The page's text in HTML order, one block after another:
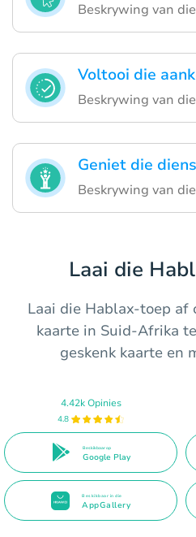
Beskrywing van
Voltooi die
Beskrywing van
Geniet die diens
Beskrywing van
Laai die
Laai die Hablax-toep af
kaarte in Suid-Afrika
geskenk kaarte en
4.42k Opinies
4.8
Beskikbaar op
Google Play
Beskikbaar in die
AppGallery